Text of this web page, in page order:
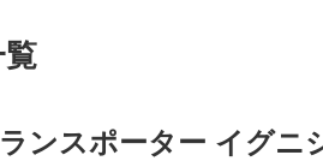
ンスポーター イグニ